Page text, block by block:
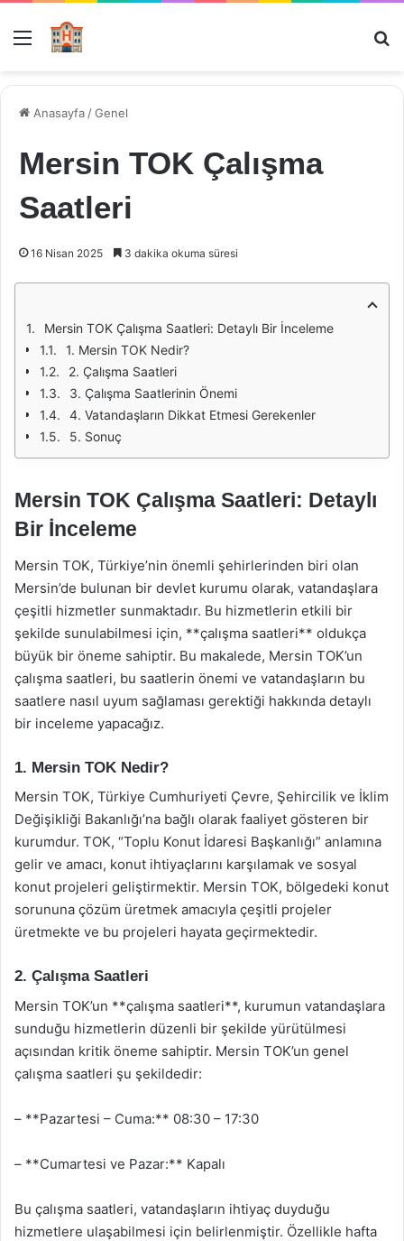
Menü
Anasayfa /Genel
Mersin TOK Çalışma
Saatleri
16 Nisan 2025 3 dakika okuma süresi
Mersin TOK Çalışma Saatleri: Detaylı Bir İnceleme
1. Mersin TOK Nedir?
2. Çalışma Saatleri
3. Çalışma Saatlerinin Önemi
4. Vatandaşların Dikkat Etmesi Gerekenler
5. Sonuç
Mersin TOK Çalışma Saatleri: Detaylı
Bir İnceleme
Mersin TOK, Türkiye’nin önemli şehirlerinden biri olan
Mersin’de bulunan bir devlet kurumu olarak, vatandaşlara
çeşitli hizmetler sunmaktadır. Bu hizmetlerin etkili bir
şekilde sunulabilmesi için, **çalışma saatleri** oldukça
büyük bir öneme sahiptir. Bu makalede, Mersin TOK’un
çalışma saatleri, bu saatlerin önemi ve vatandaşların bu
saatlere nasıl uyum sağlaması gerektiği hakkında detaylı
bir inceleme yapacağız.
1. Mersin TOK Nedir?
Mersin TOK, Türkiye Cumhuriyeti Çevre, Şehircilik ve İklim
Değişikliği Bakanlığı’na bağlı olarak faaliyet gösteren bir
kurumdur. TOK, “Toplu Konut İdaresi Başkanlığı” anlamına
gelir ve amacı, konut ihtiyaçlarını karşılamak ve sosyal
konut projeleri geliştirmektir. Mersin TOK, bölgedeki konut
sorununa çözüm üretmek amacıyla çeşitli projeler
üretmekte ve bu projeleri hayata geçirmektedir.
2. Çalışma Saatleri
Mersin TOK’un **çalışma saatleri**, kurumun vatandaşlara
sunduğu hizmetlerin düzenli bir şekilde yürütülmesi
açısından kritik öneme sahiptir. Mersin TOK’un genel
çalışma saatleri şu şekildedir:
– **Pazartesi – Cuma:** 08:30 – 17:30
– **Cumartesi ve Pazar:** Kapalı
Bu çalışma saatleri, vatandaşların ihtiyaç duyduğu
hizmetlere ulaşabilmesi için belirlenmiştir. Özellikle hafta